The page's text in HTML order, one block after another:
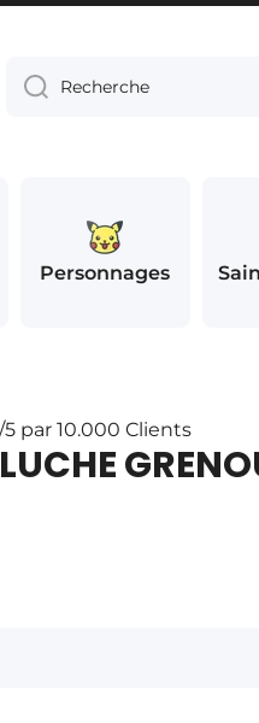
Recherche
Personnages
par 10.000 Clients